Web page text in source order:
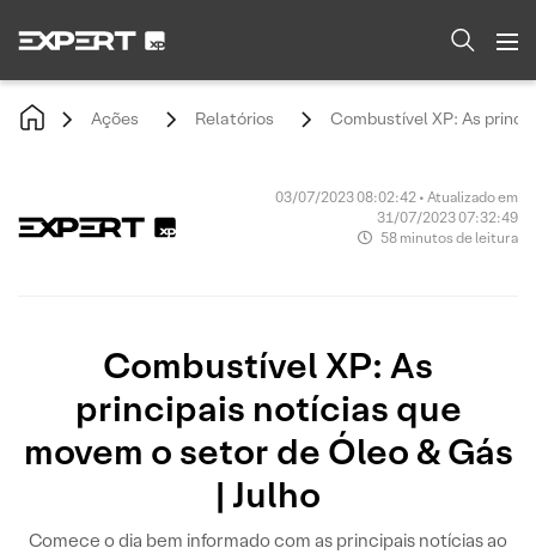
Ações Relatórios Combustível XP: As
03/07/2023 08:02:42 • Atualizado em
31/07/2023 07:32:49
58 minutos de leitura
Combustível XP: As
principais notícias que
movem o setor de Óleo & Gás
| Julho
Comece o dia bem informado com as principais notícias ao